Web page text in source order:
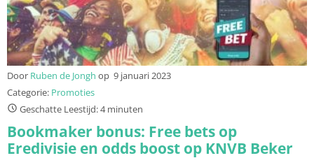
Door Ruben de Jongh op 9 januari 2023
Categorie: Promoties
Geschatte Leestijd: 4 minuten
Bookmaker bonus: Free bets op
Eredivisie en odds boost op KNVB Beker